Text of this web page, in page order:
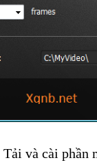
Tải và cài phần